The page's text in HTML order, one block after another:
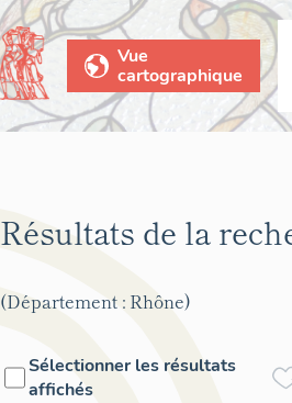
Vue
cartographique
Résultats de la
(Département : Rhône)
Sélectionner les résultats
affichés